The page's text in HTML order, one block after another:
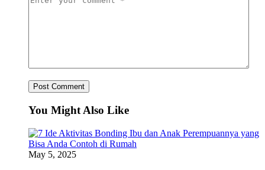
You Might Also Like
May 5, 2025